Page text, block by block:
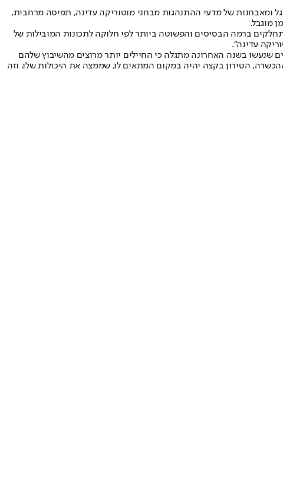
ומאבחנות של מדעי ההתנהגות מבחני מוטוריקה עדינה, תפיסה מרחבית,
מוגבל.
ברמה הבסיסים והפשוטה ביותר לפי חלוקה לתכונות המובילות של
עדינה".
שנעשו בשנה האחרונה מתגלה כי החיילים יותר מרוצים מהשיבוץ שלהם
הטירון בקצה יהיה במקום המתאים לו, שממצה את היכולות שלו. וזה